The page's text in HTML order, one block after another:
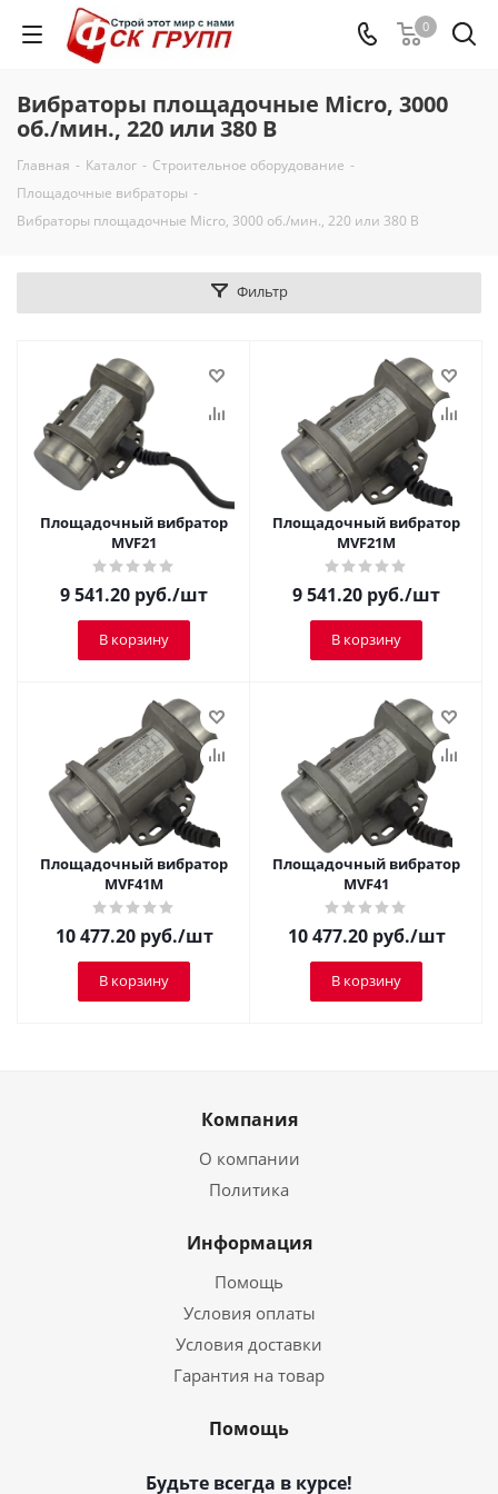
0
Вибраторы площадочные Micro, 3000
об./мин., 220 или 380 В
Главная - Каталог - Строительное оборудование -
Площадочные вибраторы -
Вибраторы площадочные Micro, 3000 об./мин., 220 или 380 В
Фильтр
Площадочный вибратор
MVF21
9 541.20 руб./шт
В корзину
Площадочный вибратор
MVF21M
9 541.20 руб./шт
В корзину
Площадочный вибратор
MVF41M
10 477.20руб./шт
В корзину
Площадочный вибратор
MVF41
10 477.20руб./шт
В корзину
Компания
О компании
Политика
Информация
Помощь
Условия оплаты
Условия доставки
Гарантия на товар
Помощь
Будьте всегда в курсе!